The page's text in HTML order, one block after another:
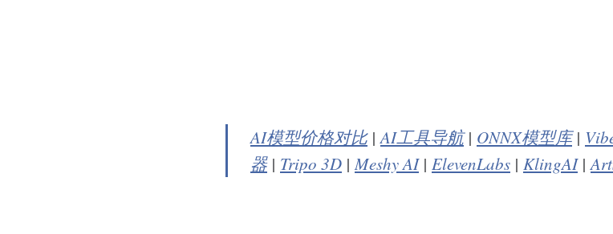
AI模型价格对比|AI工具导航| ONNX模型库|
器| Tripo 3D |Meshy AI| ElevenLabs | KlingAI|